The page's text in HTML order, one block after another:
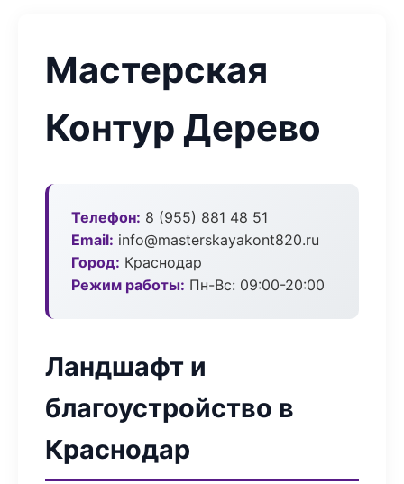
Мастерская
Контур Дерево
Телефон: 8 (955) 881 48 51
Email: info@masterskayakont820.ru
Город: Краснодар
Режим работы: Пн-Вс: 09:00-20:00
Ландшафт и
благоустройство в
Краснодар